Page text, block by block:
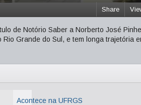
Share
de Notório Saber a Norberto José
Grande do Sul, e tem longa trajetória
Acontece na UFRGS